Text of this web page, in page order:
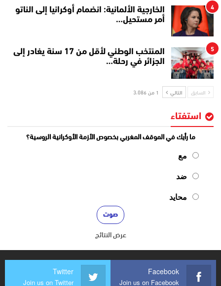
4
الخارجية الألمانية: انضمام أوكرانيا إلى الناتو
أمر مستحيل…
5
المنتخب الوطني لأقل من 17 سنة يغادر إلى
الجزائر في رحلة…
السابق التالي 1 من 3٬086
استفتاء
ما رأيك في الموقف المغربي بخصوص الأزمة الأوكرانية الروسية؟
مع
ضد
محايد
عرض النتائج
Facebook
Join us on Facebook
Twitter
Join us on Twitter